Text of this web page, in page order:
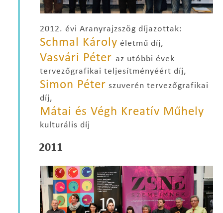
2012. évi Aranyrajzszög díjazottak:
Schmal Károly életmű díj,
Vasvári Péter az utóbbi évek
tervezőgrafikai teljesítményéért díj,
Simon Péter szuverén tervezőgrafikai
díj,
Mátai és Végh Kreatív Műhely
kulturális díj
2011